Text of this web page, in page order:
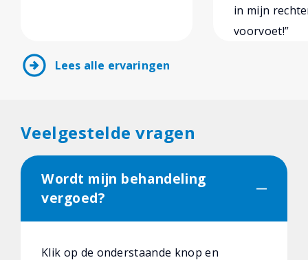
in mijn
voorvoet!”
arrow_circle_right Lees alle ervaringen
Veelgestelde vragen
Wordt mijn behandeling
vergoed?
Klik op de onderstaande knop en